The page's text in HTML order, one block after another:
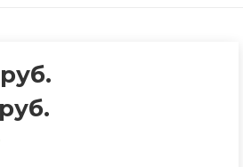
руб.
руб.